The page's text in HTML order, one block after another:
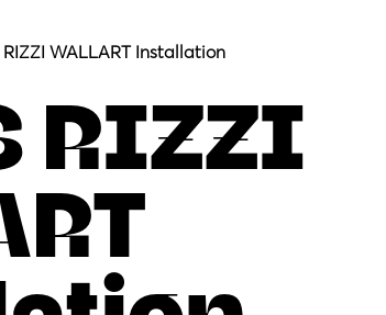
RIZZI WALLART Installation
RIZZI